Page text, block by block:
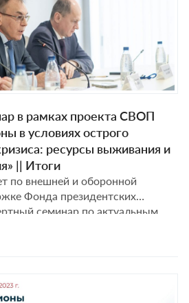
в рамках проекта СВОП
в условиях острого
ресурсы выживания и
|| Итоги
по внешней и оборонной
Фонда президентских
семинар по актуальным
в рамках проекта
им. Иммануила Канта (г.